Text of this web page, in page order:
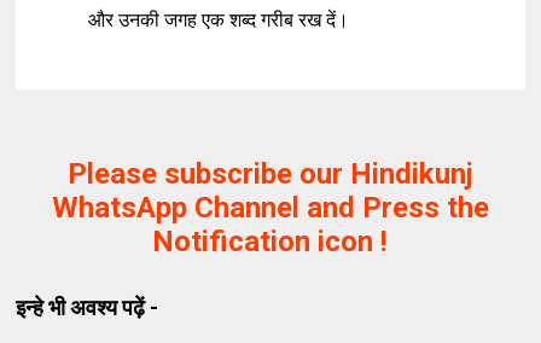
और उनकी जगह एक शब्द गरीब रख दें।
Please subscribe our Hindikunj
WhatsApp Channel and Press the
Notification icon !
इन्हे भी अवश्य पढ़ें -